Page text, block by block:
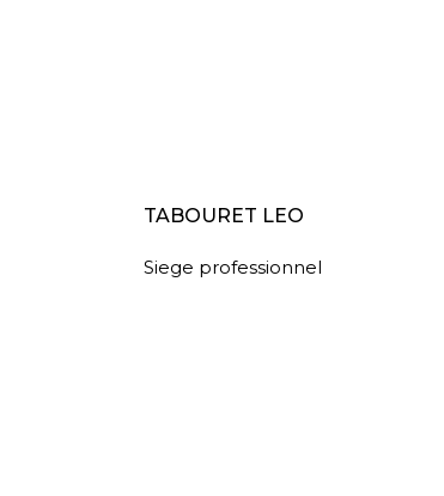
LIRE LA SUITE
TABOURET LEO
Siege professionnel